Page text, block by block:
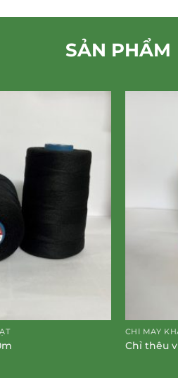
SẢN PHẨM
CHỈ MAY
Chỉ thêu